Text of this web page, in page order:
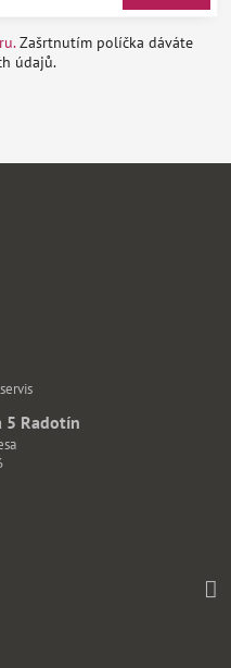
Zašrtnutím políčka dáváte
osobních údajů.
5 Radotín